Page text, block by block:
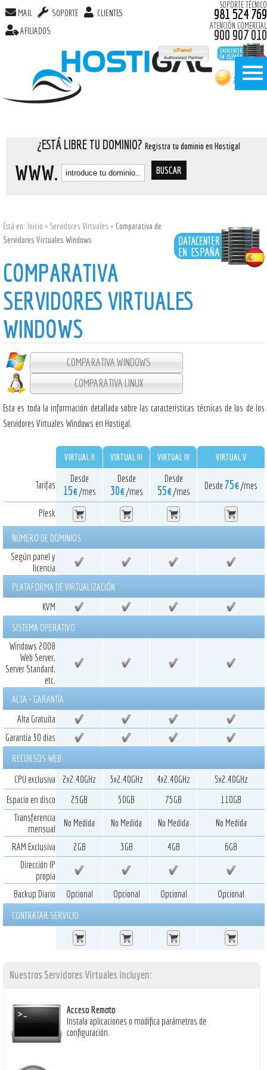
MAIL SOPORTE
CLIENTES
AFILIADOS
SOPORTE TÉCNICO
981 524 769
ATENCIÓN COMERCIAL
900 907 010
¿ESTÁ LIBRE TU DOMINIO? Registra tu dominio en Hostigal
WWW.
Está en: Inicio » Servidores Virtuales » Comparativa de
Servidores Virtuales Windows
COMPARATIVA
SERVIDORES VIRTUALES
WINDOWS
COMPARATIVA WINDOWS
COMPARATIVA LINUX
Esta es toda la información detallada sobre las características técnicas de los de los
Servidores Virtuales Windows en Hostigal.
VIRTUAL II VIRTUAL III VIRTUAL IV VIRTUAL V
Tarifas
Desde
15€/mes
Desde
30€/mes
Desde
55€/mes
Desde 75€/mes
Plesk
NÚMERO DE DOMINIOS
Según panel y
licencia
PLATAFORMA DE VIRTUALIZACIÓN
KVM
SISTEMA OPERATIVO
Windows 2008
Web Server,
Server Standard,
etc.
ALTA + GARANTÍA
Alta Gratuíta
Garantía 30 días
RECURSOS WEB
CPU exclusiva
2x2.40GHz 3x2.40GHz 4x2.40GHz
5x2.40GHz
Espacio en disco
25GB 50GB 75GB
110GB
Transferencia
mensual
No Medida No Medida No Medida No Medida
RAM Exclusiva 2GB 3GB 4GB
6GB
Dirección IP
propia
Backup Diario
Opcional Opcional Opcional
Opcional
CONTRATAR SERVICIO
Nuestros Servidores Virtuales incluyen:
Acceso Remoto
Instala aplicaciones o modifica parámetros de
configuración.